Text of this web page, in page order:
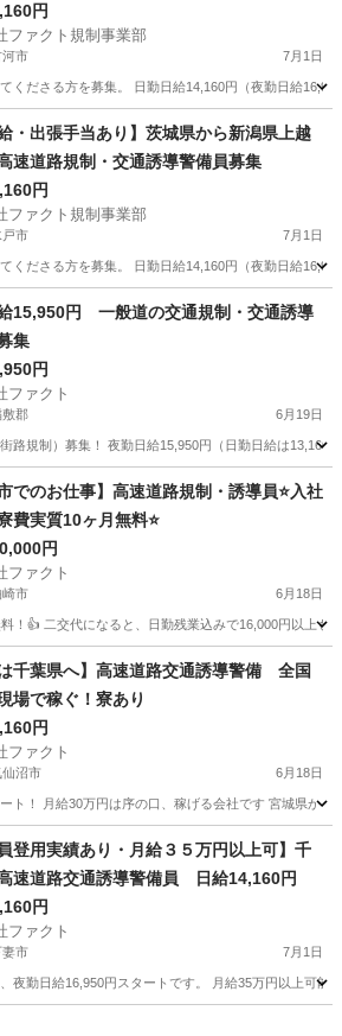
円
ファクト規制事業部
河市 7月1日
くださる方を募集。 日勤日給14,160円（夜勤日給
給料
給・出張手当あり】茨城県から新潟県上越
速道路規制・交通誘導警備員募集
円
ファクト規制事業部
戸市 7月1日
くださる方を募集。 日勤日給14,160円（夜勤日給
15,950円 一般道の交通規制・交通誘導
集
円
ファクト
敷郡 6月19日
路規制）募集！ 夜勤日給15,950円（日勤日給は
トラック
市でのお仕事】高速道路規制・誘導員⭐入社
費実質10ヶ月無料⭐
円
ファクト
崎市 6月18日
！👍 二交代になると、日勤残業込みで16,000円以上
は千葉県へ】高速道路交通誘導警備 全国
場で稼ぐ！寮あり
円
ファクト
沼市 6月18日
ト！ 月給30万円は序の口、稼げる会社です 宮城県か
給料
員登用実績あり・月給３５万円以上可】千
速道路交通誘導警備員 日給14,160円
円
ファクト
妻市 7月1日
夜勤日給16,950円スタートです。 月給35万円以上可